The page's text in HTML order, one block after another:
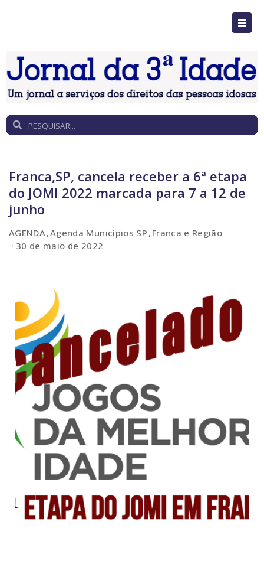
Franca,SP, cancela receber a 6ª etapa
do JOMI 2022 marcada para 7 a 12 de
junho
AGENDA Agenda Municípios SP Franca e Região
30 de maio de 2022